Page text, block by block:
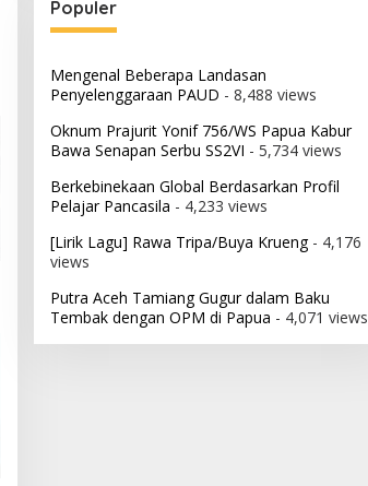
Populer
Mengenal Beberapa Landasan
Penyelenggaraan PAUD - 8,488 views
Oknum Prajurit Yonif 756/WS Papua Kabur
Bawa Senapan Serbu SS2VI - 5,734 views
Berkebinekaan Global Berdasarkan Profil
Pelajar Pancasila - 4,233 views
[Lirik Lagu] Rawa Tripa/Buya Krueng- 4,176
views
Putra Aceh Tamiang Gugur dalam Baku
Tembak dengan OPM di Papua - 4,071 views